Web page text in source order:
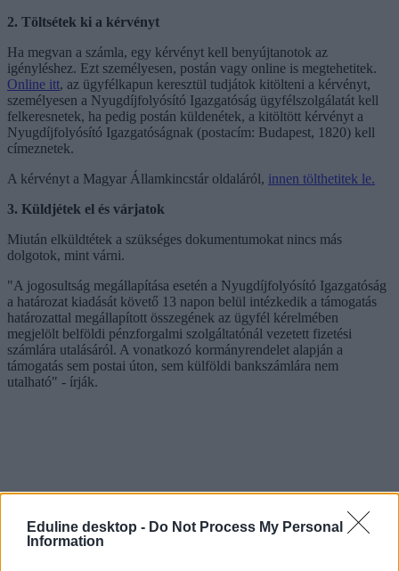
Eduline desktop - Do Not Process My Personal
Information
2. Töltsétek ki a kérvényt
Ha megvan a számla, egy kérvényt kell benyújtanotok az
igényléshez. Ezt személyesen, postán vagy online is megtehetitek.
Online itt, az ügyfélkapun keresztül tudjátok kitölteni a kérvényt,
személyesen a Nyugdíjfolyósító Igazgatóság ügyfélszolgálatát kell
felkeresnetek, ha pedig postán küldenétek, a kitöltött kérvényt a
Nyugdíjfolyósító Igazgatóságnak (postacím: Budapest, 1820) kell
címeznetek.
A kérvényt a Magyar Államkincstár oldaláról, innen tölthetitek le.
3. Küldjétek el és várjatok
Miután elküldtétek a szükséges dokumentumokat nincs más
dolgotok, mint várni.
"A jogosultság megállapítása esetén a Nyugdíjfolyósító Igazgatóság
a határozat kiadását követő 13 napon belül intézkedik a támogatás
határozattal megállapított összegének az ügyfél kérelmében
megjelölt belföldi pénzforgalmi szolgáltatónál vezetett fizetési
számlára utalásáról. A vonatkozó kormányrendelet alapján a
támogatás sem postai úton, sem külföldi bankszámlára nem
utalható" - írják.